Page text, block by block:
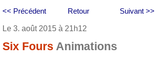
Retour
<< Précédent Suivant >>
Le 3. août 2015 à 21h12
Six Fours Animations